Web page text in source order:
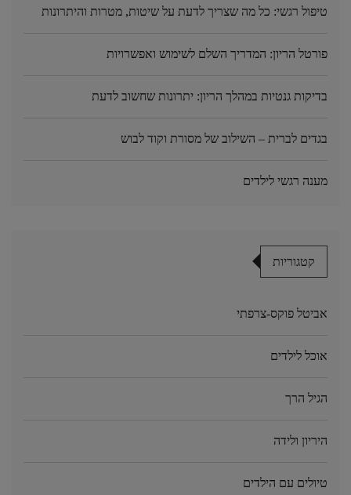
טיפול רגשי: כל מה שצריך לדעת על שיטות, מטרות והיתרונות
פורטל הריון: המדריך השלם לשימוש ואפשרויות
בדיקות גנטיות במהלך הריון: יתרונות שחשוב לדעת
בגדים לברית – השילוב של מסורת וקוד לבוש
מענה רגשי לילדים
קטגוריות
אביטל פוקס-צרפתי
אוכל לילדים
הגיל הרך
היריון ולידה
טיולים עם הילדים